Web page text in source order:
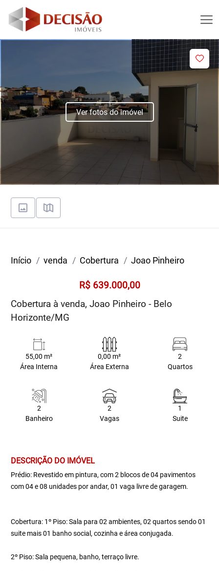
Ver fotos do imóvel
Início venda Cobertura Joao Pinheiro
R$ 639.000,00
Cobertura à venda, Joao Pinheiro - Belo
Horizonte/MG
55,00 m²
Área Interna
0,00 m²
Área Externa
2
Quartos
2
Banheiro
2
Vagas
1
Suite
DESCRIÇÃO DO IMÓVEL
Prédio: Revestido em pintura, com 2 blocos de 04 pavimentos
com 04 e 08 unidades por andar, 01 vaga livre de garagem.
Cobertura: 1º Piso: Sala para 02 ambientes, 02 quartos sendo 01
suite mais 01 banho social, cozinha e área conjugada.
2º Piso: Sala pequena, banho, terraço livre.